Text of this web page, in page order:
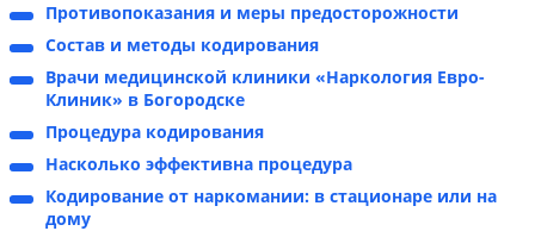
Противопоказания и меры предосторожности
Состав и методы кодирования
Врачи медицинской клиники «Наркология Евро-
Клиник» в Богородске
Процедура кодирования
Насколько эффективна процедура
Кодирование от наркомании: в стационаре или на
дому